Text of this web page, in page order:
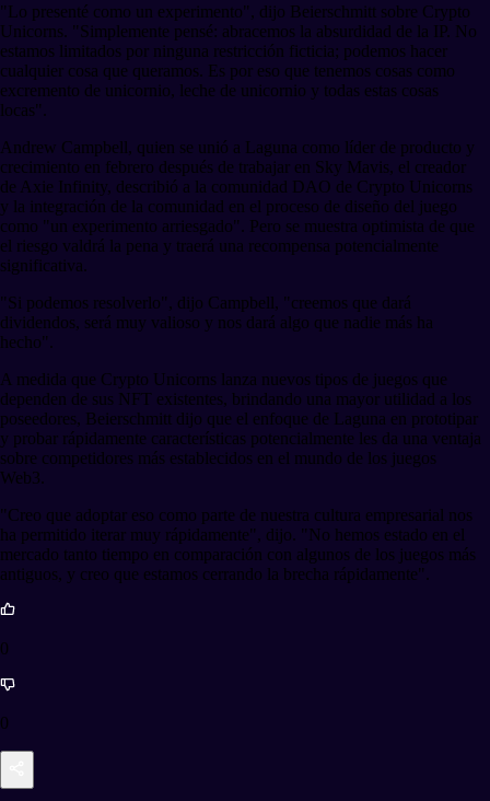
"Lo presenté como un experimento", dijo Beierschmitt sobre Crypto
Unicorns. "Simplemente pensé: abracemos la absurdidad de la IP. No
estamos limitados por ninguna restricción ficticia; podemos hacer
cualquier cosa que queramos. Es por eso que tenemos cosas como
excremento de unicornio, leche de unicornio y todas estas cosas
locas".
Andrew Campbell, quien se unió a Laguna como líder de producto y
crecimiento en febrero después de trabajar en Sky Mavis, el creador
de Axie Infinity, describió a la comunidad DAO de Crypto Unicorns
y la integración de la comunidad en el proceso de diseño del juego
como "un experimento arriesgado". Pero se muestra optimista de que
el riesgo valdrá la pena y traerá una recompensa potencialmente
significativa.
"Si podemos resolverlo", dijo Campbell, "creemos que dará
dividendos, será muy valioso y nos dará algo que nadie más ha
hecho".
A medida que Crypto Unicorns lanza nuevos tipos de juegos que
dependen de sus NFT existentes, brindando una mayor utilidad a los
poseedores, Beierschmitt dijo que el enfoque de Laguna en prototipar
y probar rápidamente características potencialmente les da una ventaja
sobre competidores más establecidos en el mundo de los juegos
Web3.
"Creo que adoptar eso como parte de nuestra cultura empresarial nos
ha permitido iterar muy rápidamente", dijo. "No hemos estado en el
mercado tanto tiempo en comparación con algunos de los juegos más
antiguos, y creo que estamos cerrando la brecha rápidamente".
0
0